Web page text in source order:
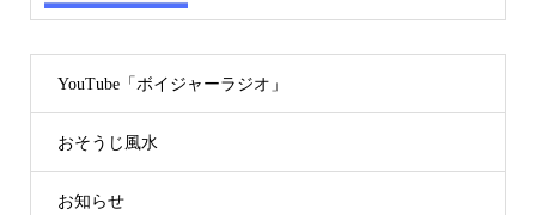
YouTube「ボイジャーラジオ」
おそうじ風水
お知らせ